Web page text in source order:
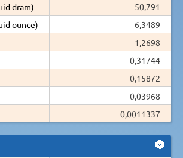
dram)
50,791
ounce)
6,3489
1,2698
0,31744
0,15872
0,03968
0,0011337